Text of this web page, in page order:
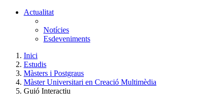
Actualitat
Notícies
Esdeveniments
Inici
Estudis
Màsters i Postgraus
Màster Universitari en Creació Multimèdia
Guió Interactiu